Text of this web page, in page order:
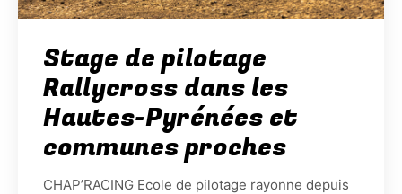
Stage de pilotage
Rallycross dans les
Hautes-Pyrénées et
communes proches
CHAP’RACING Ecole de pilotage rayonne depuis